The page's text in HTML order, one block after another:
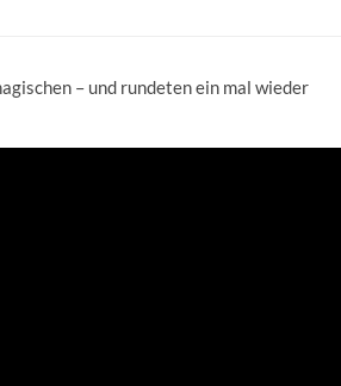
– und rundeten ein mal wieder